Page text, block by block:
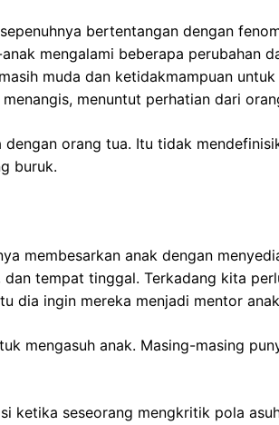
bertentangan dengan
mengalami beberapa perubahan
muda dan ketidakmampuan
menuntut perhatian dari
orang tua. Itu tidak
buruk.
membesarkan anak dengan
dan tempat tinggal. Terkadang kita
dia ingin mereka menjadi mentor
mengasuh anak. Masing-masing
ketika seseorang mengkritik pola